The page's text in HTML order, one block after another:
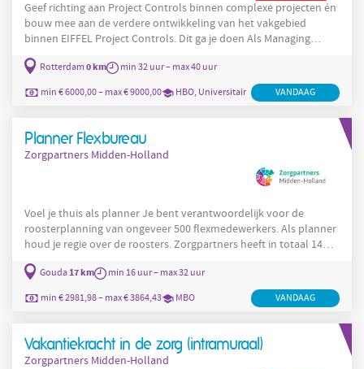
Geef richting aan Project Controls binnen complexe projecten én
bouw mee aan de verdere ontwikkeling van het vakgebied
binnen EIFFEL Project Controls. Dit ga je doen Als Managing
Consultant Project Controls werk je aan projecten waar planning,
kosten, risico’s en scope continu in beweging zijn. Denk aan
grootschalige energieprojecten, industriële CAPEX-projecten,
complexe infraprojecten en bouwtrajecten met meerdere
Rotterdam 0 km min 32 uur – max 40 uur
min € 6000,00 – max € 9000,00 HBO, Universitair VANDAAG
Planner Flexbureau
Zorgpartners Midden-Holland
Voel je thuis als planner Je bent verantwoordelijk voor de
roosterplanning van ongeveer 500 flexmedewerkers. Als planner
houd je regie over de roosters. Zorgpartners heeft in totaal 14
centra die hun diensten uitzetten bij ons interne Flexbureau op
het moment dat zij niet alle diensten ingevuld krijgen met hun
eigen medewerkers. Als planner maak je de match tussen onze
flexmedewerkers en de openstaande diensten van de centra. Je
Gouda17 km min 16 uur – max 32 uur
min € 2981,98 – max € 3864,43 MBO VANDAAG
Vakantiekracht in de zorg (intramuraal)
Zorgpartners Midden-Holland